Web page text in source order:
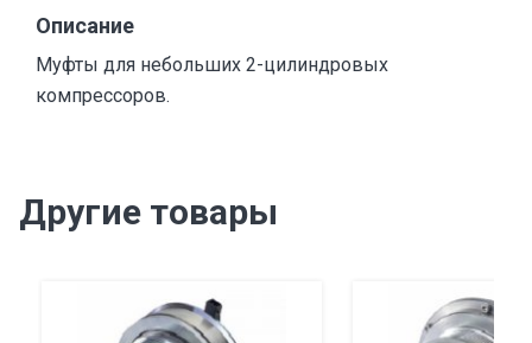
Описание
Муфты для небольших 2-цилиндровых
компрессоров.
Другие товары